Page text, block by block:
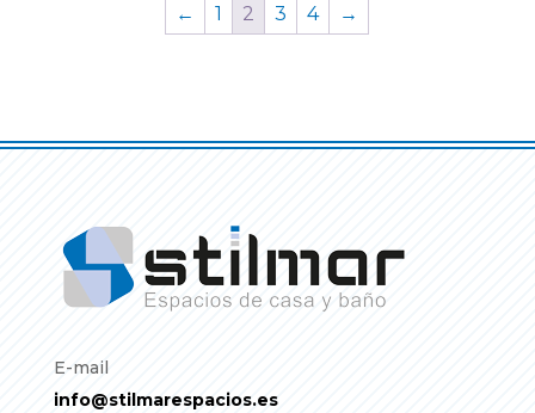
← 1 2 3 4 →
E-mail
info@stilmarespacios.es